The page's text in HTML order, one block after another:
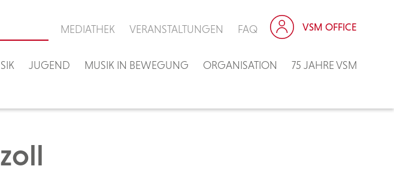
JUGEND MUSIK IN BEWEGUNG ORGANISATION 75 JAHRE VSM
MEDIATHEK VERANSTALTUNGEN FAQ VSM OFFICE